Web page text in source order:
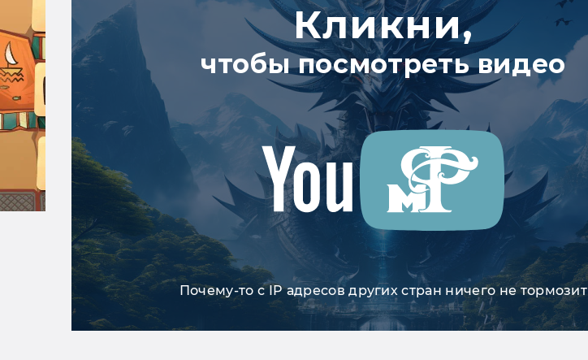
Кликни,
чтобы посмотреть видео
Почему-то с IP адресов других стран ничего не тормозит